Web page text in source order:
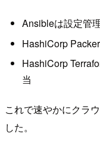
Ansibleは設定管
HashiCorp
HashiCorp
当
これで速やかにクラ
した。